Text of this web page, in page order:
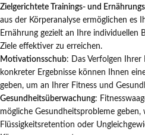
Zielgerichtete Trainings- und
aus der Körperanalyse ermöglichen es
Ernährung gezielt an Ihre individuellen
Ziele effektiver zu erreichen.
Motivationsschub: Das Verfolgen
konkreter Ergebnisse können Ihnen
geben, um an Ihrer Fitness und
Gesundheitsüberwachung:
mögliche Gesundheitsprobleme geben,
Flüssigkeitsretention oder